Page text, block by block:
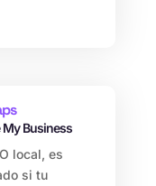
My Business
local, es
si tu